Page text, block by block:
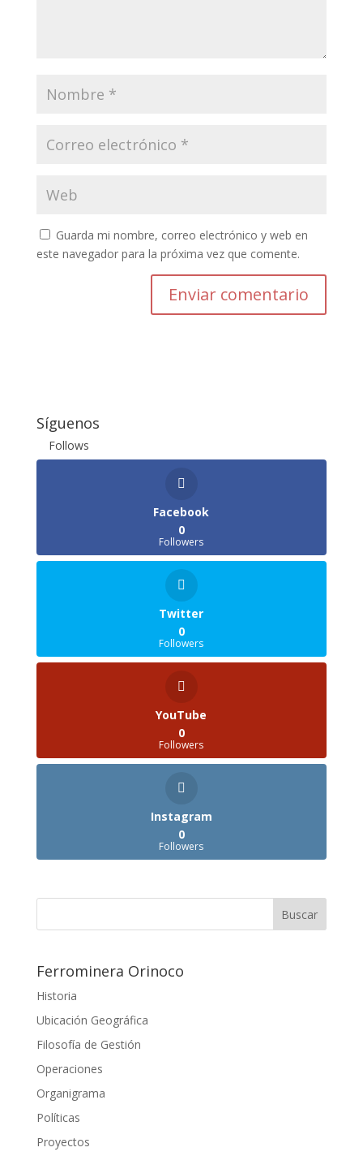
Guarda mi nombre, correo electrónico y web en
este navegador para la próxima vez que comente.
Enviar comentario
Síguenos
Follows
Facebook
0
Followers
Twitter
0
Followers
YouTube
0
Followers
Instagram
0
Followers
Ferrominera Orinoco
Historia
Ubicación Geográfica
Filosofía de Gestión
Operaciones
Organigrama
Políticas
Proyectos